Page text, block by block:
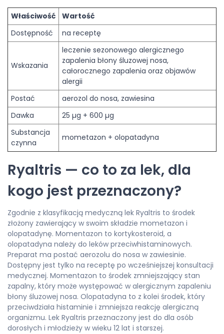
Właściwość
Wartość
Dostępność
na receptę
Wskazania
leczenie sezonowego alergicznego
zapalenia błony śluzowej nosa,
całorocznego zapalenia oraz objawów
alergii
Postać
aerozol do nosa, zawiesina
Dawka
25 µg + 600 µg
Substancja
czynna
mometazon + olopatadyna
Ryaltris — co to za lek, dla
kogo jest przeznaczony?
Zgodnie z klasyfikacją medyczną lek Ryaltris to środek
złożony zawierający w swoim składzie mometazon i
olopatadynę. Momentazon to kortykosteroid, a
olopatadyna należy do leków przeciwhistaminowych.
Preparat ma postać aerozolu do nosa w zawiesinie.
Dostępny jest tylko na receptę po wcześniejszej konsultacji
medycznej. Momentazon to środek zmniejszający stan
zapalny, który może występować w alergicznym zapaleniu
błony śluzowej nosa. Olopatadyna to z kolei środek, który
przeciwdziała histaminie i zmniejsza reakcję alergiczną
organizmu. Lek Ryaltris przeznaczony jest do dla osób
dorosłych i młodzieży w wieku 12 lat i starszej.